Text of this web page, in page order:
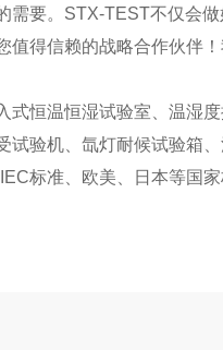
要。STX-TEST不仅会
得信赖的战略合作伙伴
恒温恒湿试验室、温湿
验机、氙灯耐候试验箱
标准、欧美、日本等国